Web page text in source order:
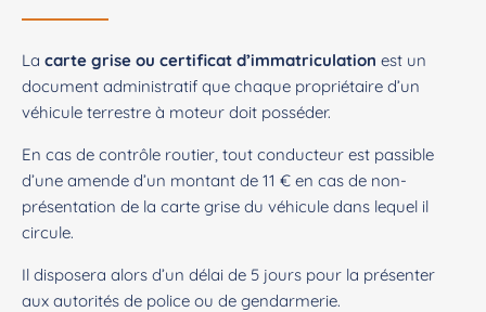
La carte grise ou certificat d’immatriculation est un
document administratif que chaque propriétaire d’un
véhicule terrestre à moteur doit posséder.
En cas de contrôle routier, tout conducteur est passible
d’une amende d’un montant de 11 € en cas de non-
présentation de la carte grise du véhicule dans lequel il
circule.
Il disposera alors d’un délai de 5 jours pour la présenter
aux autorités de police ou de gendarmerie.